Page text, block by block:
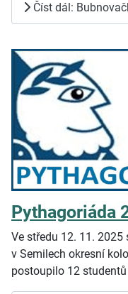
Číst dál:
Pythagoriáda
Ve středu 12. 11. 2025
v Semilech okresní
postoupilo 12